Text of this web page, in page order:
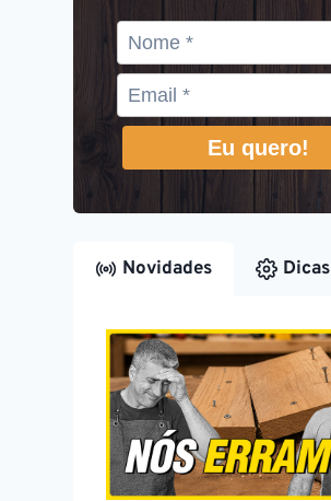
Eu quero!
Novidades Dicas